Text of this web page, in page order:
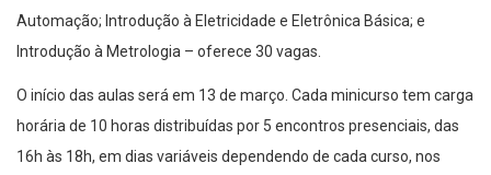
Automação; Introdução à Eletricidade e Eletrônica Básica; e
Introdução à Metrologia – oferece 30 vagas.
O início das aulas será em 13 de março. Cada minicurso tem carga
horária de 10 horas distribuídas por 5 encontros presenciais, das
16h às 18h, em dias variáveis dependendo de cada curso, nos